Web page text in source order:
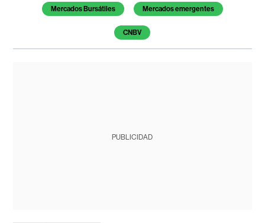
Mercados Bursátiles Mercados emergentes
CNBV
PUBLICIDAD